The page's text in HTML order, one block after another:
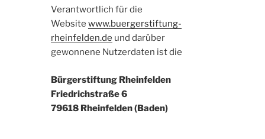
Verantwortlich für die
Website www.buergerstiftung-
rheinfelden.de und darüber
gewonnene Nutzerdaten ist die
Bürgerstiftung Rheinfelden
Friedrichstraße 6
79618 Rheinfelden (Baden)